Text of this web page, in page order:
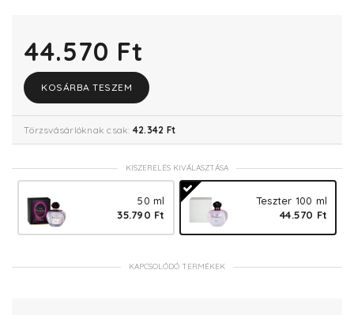
44.570 Ft
KOSÁRBA TESZEM
Törzsvásárlóknak csak: 42.342 Ft
KISZERELÉS KIVÁLASZTÁSA
50 ml
35.790 Ft
Teszter 100 ml
44.570 Ft
KAPCSOLÓDÓ TERMÉKEK